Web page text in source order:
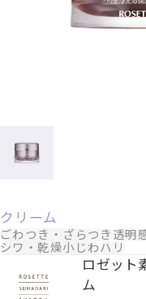
クリーム
ごわつき・ざらつき 透明
シワ・乾燥小じわハリ
ロゼット
ム